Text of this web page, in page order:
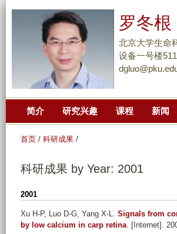
罗冬根
北京大学生命
设备一号楼
简介 研究兴趣 课程 新闻
首页 / 科研成果 /
科研成果 by Year: 2001
2001
Xu H-P, Luo D-G, Yang X-L. Signals from
by low calcium in carp retina. [Internet].